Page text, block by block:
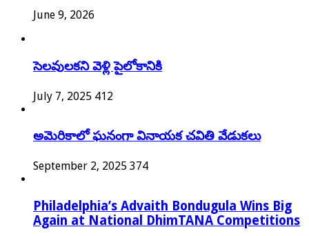
June 9, 2026
సెలవులకని వెళ్లి పైలోకానికి
July 7, 2025 412
అమెరికాలో ఘనంగా వినాయక చవితి వేడుకలు
September 2, 2025 374
Philadelphia’s Advaith Bondugula Wins Big
Again at National DhimTANA Competitions